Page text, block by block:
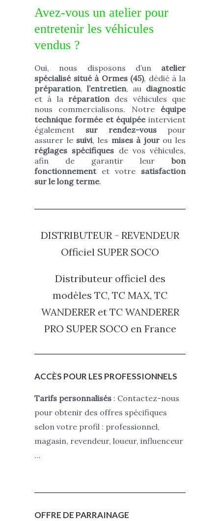
Avez-vous un atelier pour
entretenir les véhicules
vendus ?
Oui, nous disposons d’un atelier
spécialisé situé à Ormes (45), dédié à la
préparation, l’entretien, au diagnostic
et à la réparationdes véhicules que
nous commercialisons. Notre équipe
technique formée et équipéeintervient
également sur rendez-vous pour
assurer le suivi, les mises à jourou les
réglages spécifiques de vos véhicules,
afin de garantir leur bon
fonctionnementet votre satisfaction
sur le long terme.
DISTRIBUTEUR - REVENDEUR
Officiel SUPER SOCO
Distributeur officiel des
modèles TC, TC MAX, TC
WANDERER et TC WANDERER
PRO SUPER SOCO en France
ACCÈS POUR LES PROFESSIONNELS
Tarifs personnalisés : Contactez-nous
pour obtenir des offres spécifiques
selon votre profil : professionnel,
magasin, revendeur, loueur, influenceur
…
OFFRE DE PARRAINAGE